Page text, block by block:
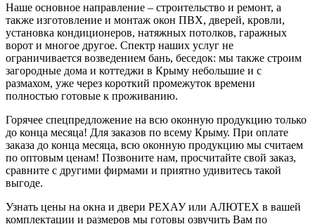
Наше основное направление – строительство и ремонт, а
также изготовление и монтаж окон ПВХ, дверей, кровли,
установка кондиционеров, натяжных потолков, гаражных
ворот и многое другое. Спектр наших услуг не
ограничивается возведением бань, беседок: мы также строим
загородные дома и коттеджи в Крыму небольшие и с
размахом, уже через короткий промежуток времени
полностью готовые к проживанию.
Горячее спецпредложение на всю оконную продукцию только
до конца месяца! Для заказов по всему Крыму. При оплате
заказа до конца месяца, всю оконную продукцию мы считаем
по оптовым ценам! Позвоните нам, просчитайте свой заказ,
сравните с другими фирмами и приятно удивитесь такой
выгоде.
Узнать цены на окна и двери РЕХАУ или АЛЮТЕХ в вашей
комплектации и размеров мы готовы озвучить Вам по